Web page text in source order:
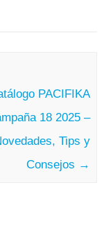
PACIFIKA
18 2025 –
Tips y
Consejos →